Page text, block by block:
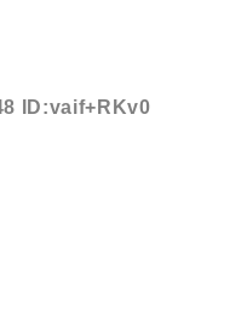
ID:vaif+RKv0